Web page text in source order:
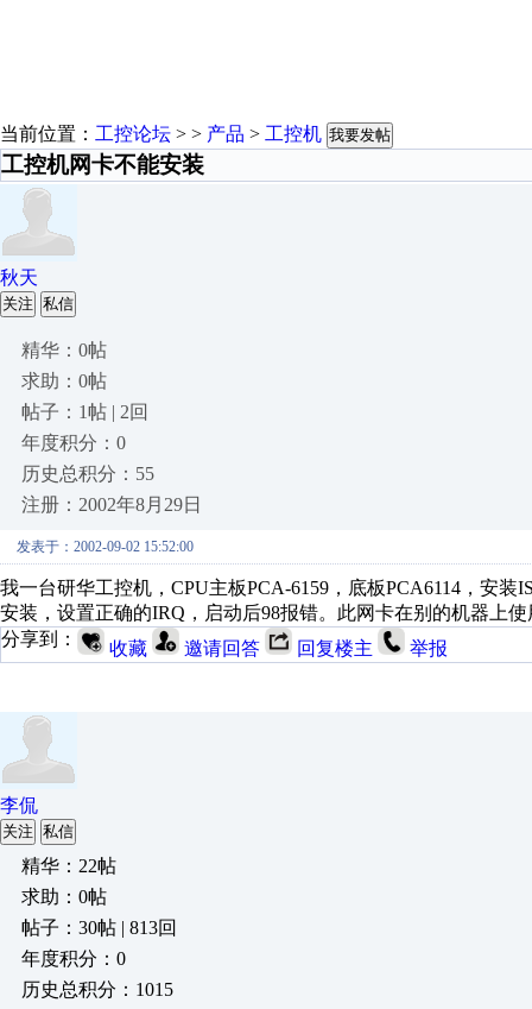
当前位置： 工控论坛 > > 产品 > 工控机 我要发帖
工控机网卡不能安装
秋天
关注 私信
精华：0帖
求助：0帖
帖子：1帖 | 2回
年度积分：0
历史总积分：55
注册：2002年8月29日
发表于：2002-09-02 15:52:00
我一台研华工控机，CPU主板PCA-6159，底板PCA6114，安
安装，设置正确的IRQ，启动后98报错。此网卡在别的机器上
分享到：
收藏 邀请回答 回复楼主 举报
李侃
关注 私信
精华：22帖
求助：0帖
帖子：30帖 | 813回
年度积分：0
历史总积分：1015